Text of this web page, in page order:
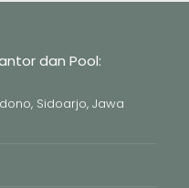
dan Pool:
Sidoarjo, Jawa